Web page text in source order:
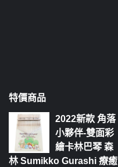
特價商品
2022新款 角落
小夥伴-雙面彩
繪卡林巴琴 森
林 Sumikko Gurashi 療癒